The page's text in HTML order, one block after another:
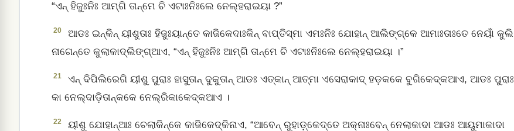
“ଏନ୍‌ ହିଜୁଃନିଃ ଆମ୍‌ଗି ତାନ୍‌ମେ ଚି ଏଟାଃନିଃଲେ ନେଲ୍‌ହରାଇୟା ?”
20
ଆଡଃ ଇନ୍‌କିନ୍‌ ୟୀଶୁତାଃ ହିଜୁଃୟାନ୍ତେ କାଜିକେଦାଃକିନ୍ ବାପ୍ତିସ୍ମା ଏମଃନିଃ ଯୋହାନ୍‌ ଆଲିଙ୍ଗ୍‌କେ ଆମାଃତାଃତେ ନେୟାଁ କୁଲି
ନାଗେନ୍ତେ କୁଲାକାଦ୍‌ଲିଙ୍ଗ୍‌ଆଏ, “ଏନ୍‌ ହିଜୁଃନିଃ ଆମ୍‌ଗି ତାନ୍‌ମେ ଚି ଏଟାଃନିଃଲେ ନେଲ୍‌ହରାଇୟା ।”
21
ଏନ୍‌ ଦିପିଲିରେଗି ୟୀଶୁ ପୁରାଃ ହାସୁତାନ୍ ଦୁକୁତାନ୍‌ ଆଡଃ ଏତ୍‌କାନ୍‌ ଆତ୍ମା ଏସେରାକାଦ୍ ହଡ଼କକେ ବୁଗିକେଦ୍‌କଆଏ, ଆଡଃ ପୁରାଃ
କା ନେଲ୍‌ଦାଡ଼ିତାନ୍‌କକେ ନେଲ୍‌ରିକାକେଦ୍‌କଆଏ ।
22
ୟୀଶୁ ଯୋହାନ୍‌ଆଃ ଚେଲାକିନ୍‌କେ କାଜିକେଦ୍‌କିନାଏ, “ଆବେନ୍ ରୁହାଡ଼୍‌କେଦ୍‌ତେ ଅକ୍‌ନାଃବେନ୍‌ ନେଲାକାଦା ଆଡଃ ଆୟୁମାକାଦା